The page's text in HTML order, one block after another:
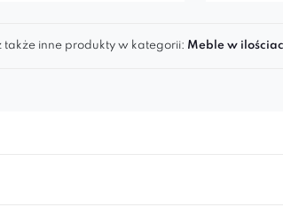
także inne produkty w kategorii: Meble w